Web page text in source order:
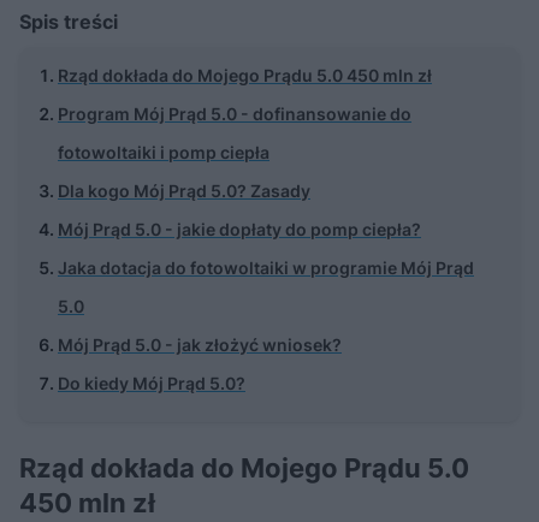
Spis treści
Rząd dokłada do Mojego Prądu 5.0 450 mln zł
Program Mój Prąd 5.0 - dofinansowanie do
fotowoltaiki i pomp ciepła
Dla kogo Mój Prąd 5.0? Zasady
Mój Prąd 5.0 - jakie dopłaty do pomp ciepła?
Jaka dotacja do fotowoltaiki w programie Mój Prąd
5.0
Mój Prąd 5.0 - jak złożyć wniosek?
Do kiedy Mój Prąd 5.0?
Rząd dokłada do Mojego Prądu 5.0
450 mln zł